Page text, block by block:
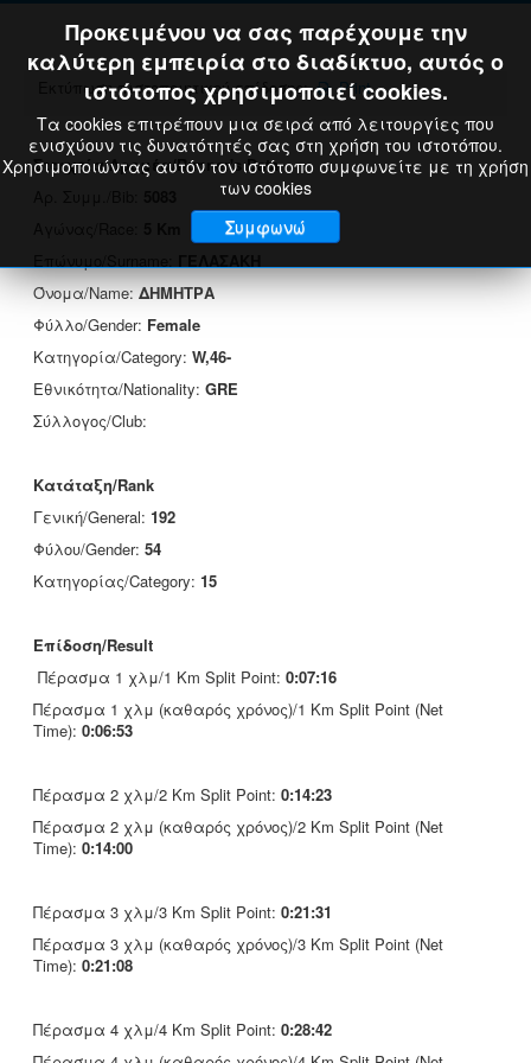
Εκτύπωση πιστοποιητικού επίδοσης: Print
Στοιχεία Δρομέα/Runner's Data
Όνομα/Name:ΔΗΜΗΤΡΑ
Φύλλο/Gender: Female
Κατηγορία/Category: W,46-
Εθνικότητα/Nationality: GRE
Σύλλογος/Club:
Κατάταξη/Rank
Γενική/General: 192
Φύλου/Gender: 54
Κατηγορίας/Category: 15
Επίδοση/Result
Πέρασμα 1 χλμ/1 Km Split Point: 0:07:16
Πέρασμα 1 χλμ (καθαρός χρόνος)/1 Km Split Point (Net
Time): 0:06:53
Πέρασμα 2 χλμ/2 Km Split Point: 0:14:23
Πέρασμα 2 χλμ (καθαρός χρόνος)/2 Km Split Point (Net
Time): 0:14:00
Πέρασμα 3 χλμ/3 Km Split Point: 0:21:31
Πέρασμα 3 χλμ (καθαρός χρόνος)/3 Km Split Point (Net
Time): 0:21:08
Πέρασμα 4 χλμ/4 Km Split Point: 0:28:42
Προκειμένου να σας παρέχουμε την
καλύτερη εμπειρία στο διαδίκτυο, αυτός ο
ιστότοπος χρησιμοποιεί cookies.
Τα cookies επιτρέπουν μια σειρά από λειτουργίες που
ενισχύουν τις δυνατότητές σας στη χρήση του ιστοτόπου.
Χρησιμοποιώντας αυτόν τον ιστότοπο συμφωνείτε με τη χρήση
των cookies
Συμφωνώ